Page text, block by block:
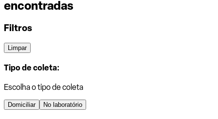
encontradas
Filtros
Limpar
Tipo de coleta:
Escolha o tipo de coleta
Domiciliar No laboratório